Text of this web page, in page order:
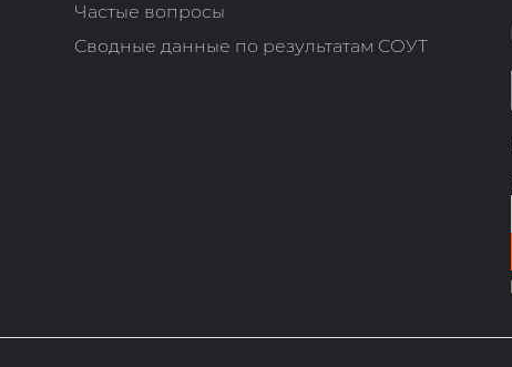
Частые вопросы
Сводные данные по результатам СОУТ